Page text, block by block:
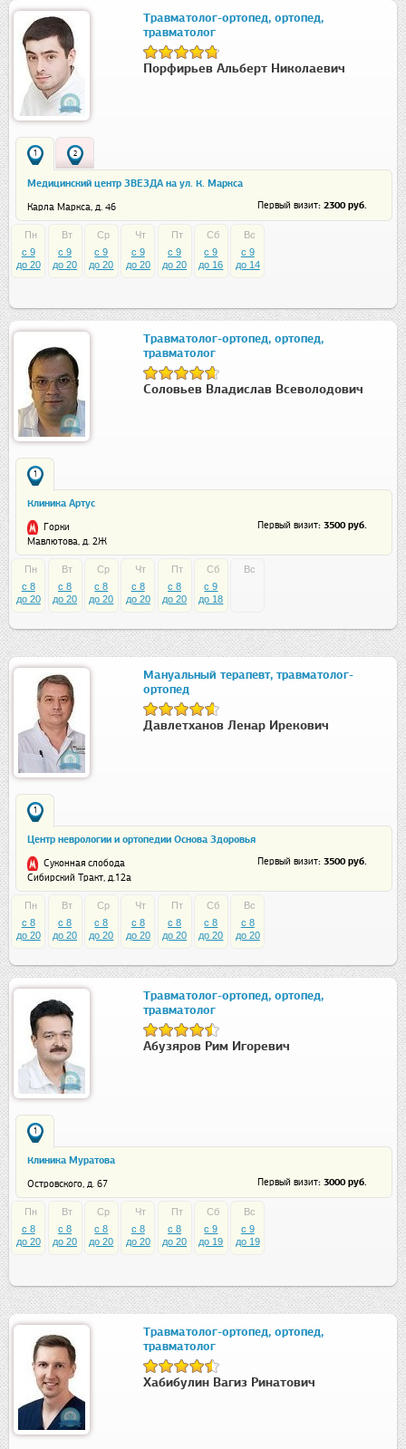
Травматолог-ортопед, ортопед,
травматолог
Порфирьев Альберт Николаевич
1 2
Медицинский центр ЗВЕЗДА на ул. К. Маркса
Карла Маркса, д. 46 Первый визит: 2300 руб.
Пн
c 9
до 20
Вт
c 9
до 20
Ср
c 9
до 20
Чт
c 9
до 20
Пт
c 9
до 20
Сб
c 9
до 16
Вс
c 9
до 14
Травматолог-ортопед, ортопед,
травматолог
Соловьев Владислав Всеволодович
1
Клиника Артус
Горки
Мавлютова, д. 2Ж
Первый визит: 3500 руб.
Пн
c 8
до 20
Вт
c 8
до 20
Ср
c 8
до 20
Чт
c 8
до 20
Пт
c 8
до 20
Сб
c 9
до 18
Вс
Мануальный терапевт, травматолог-
ортопед
Давлетханов Ленар Ирекович
1
Центр неврологии и ортопедии Основа Здоровья
Суконная слобода
Сибирский Тракт, д.12а
Первый визит: 3500 руб.
Пн
c 8
до 20
Вт
c 8
до 20
Ср
c 8
до 20
Чт
c 8
до 20
Пт
c 8
до 20
Сб
c 8
до 20
Вс
c 8
до 20
Травматолог-ортопед, ортопед,
травматолог
Абузяров Рим Игоревич
1
Клиника Муратова
Островского, д. 67 Первый визит: 3000 руб.
Пн
c 8
до 20
Вт
c 8
до 20
Ср
c 8
до 20
Чт
c 8
до 20
Пт
c 8
до 20
Сб
c 9
до 19
Вс
c 9
до 19
Травматолог-ортопед, ортопед,
травматолог
Хабибулин Вагиз Ринатович